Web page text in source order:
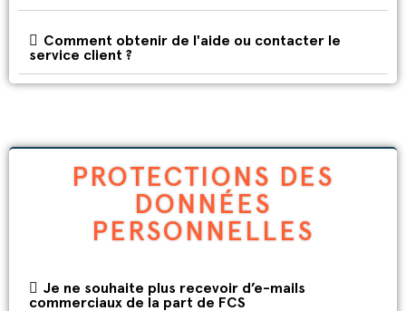
Comment obtenir de l'aide ou contacter le
service client ?
PROTECTIONS DES
DONNÉES
PERSONNELLES
Je ne souhaite plus recevoir d’e-mails
commerciaux de la part de FCS